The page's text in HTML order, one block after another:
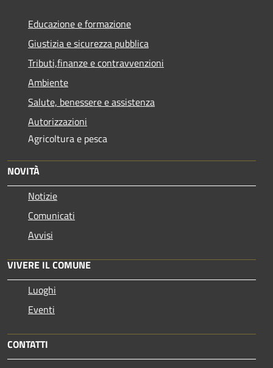
Educazione e formazione
Giustizia e sicurezza pubblica
Tributi,finanze e contravvenzioni
Ambiente
Salute, benessere e assistenza
Autorizzazioni
Agricoltura e pesca
NOVITÀ
Notizie
Comunicati
Avvisi
VIVERE IL COMUNE
Luoghi
Eventi
CONTATTI